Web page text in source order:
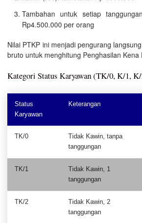
Tambahan untuk setiap
Rp4.500.000 per orang
Nilai PTKP ini menjadi pengurang
bruto untuk menghitung Penghasilan Kena
Kategori Status Karyawan (TK/0, K/1,
Status
Karyawan
Keterangan
TK/0
Tidak Kawin, tanpa
tanggungan
TK/1
Tidak Kawin, 1
tanggungan
TK/2
Tidak Kawin, 2
tanggungan